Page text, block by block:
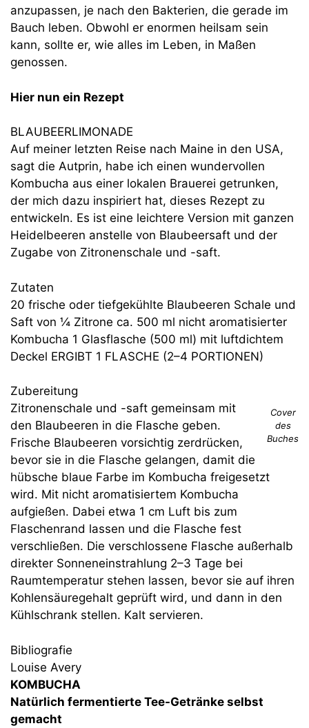
anzupassen, je nach den Bakterien, die gerade im
Bauch leben. Obwohl er enormen heilsam sein
kann, sollte er, wie alles im Leben, in Maßen
genossen.
Hier nun ein Rezept
BLAUBEERLIMONADE
Auf meiner letzten Reise nach Maine in den USA,
sagt die Autprin, habe ich einen wundervollen
Kombucha aus einer lokalen Brauerei getrunken,
der mich dazu inspiriert hat, dieses Rezept zu
entwickeln. Es ist eine leichtere Version mit ganzen
Heidelbeeren anstelle von Blaubeersaft und der
Zugabe von Zitronenschale und -saft.
Zutaten
20 frische oder tiefgekühlte Blaubeeren Schale und
Saft von ¼ Zitrone ca. 500 ml nicht aromatisierter
Kombucha 1 Glasflasche (500 ml) mit luftdichtem
Deckel ERGIBT 1 FLASCHE (2–4 PORTIONEN)
Cover
des
Buches
Zubereitung
Zitronenschale und -saft gemeinsam mit
den Blaubeeren in die Flasche geben.
Frische Blaubeeren vorsichtig zerdrücken,
bevor sie in die Flasche gelangen, damit die
hübsche blaue Farbe im Kombucha freigesetzt
wird. Mit nicht aromatisiertem Kombucha
aufgießen. Dabei etwa 1 cm Luft bis zum
Flaschenrand lassen und die Flasche fest
verschließen. Die verschlossene Flasche außerhalb
direkter Sonneneinstrahlung 2–3 Tage bei
Raumtemperatur stehen lassen, bevor sie auf ihren
Kohlensäuregehalt geprüft wird, und dann in den
Kühlschrank stellen. Kalt servieren.
Bibliografie
Louise Avery
KOMBUCHA
Natürlich fermentierte Tee-Getränke selbst
gemacht